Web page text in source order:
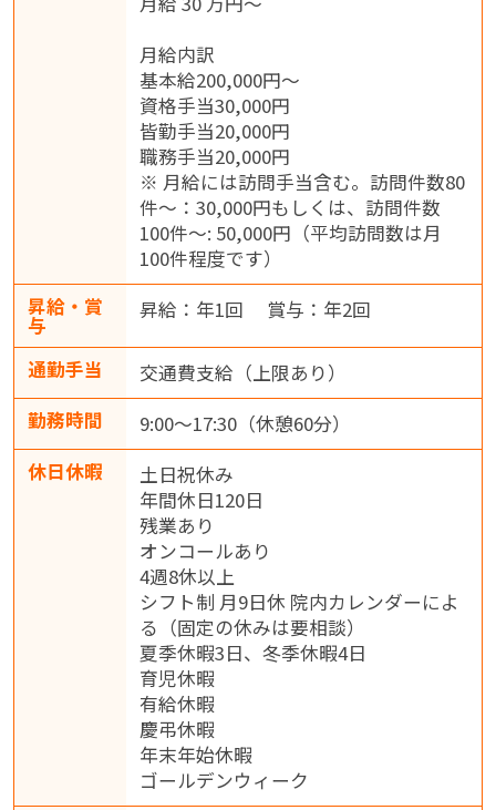
月給内訳
基本給200,000円～
資格手当30,000円
皆勤手当20,000円
職務手当20,000円
※ 月給には訪問手当含む。訪問件数80
件～：30,000円もしくは、訪問件数
100件～: 50,000円（平均訪問数は月
100件程度です）
昇給・賞
与
昇給：年1回 賞与：年2回
通勤手当
交通費支給（上限あり）
勤務時間
9:00～17:30（休憩60分）
休日休暇
土日祝休み
年間休日120日
残業あり
オンコールあり
4週8休以上
シフト制 月9日休 院内カレンダーによ
る（固定の休みは要相談）
夏季休暇3日、冬季休暇4日
育児休暇
有給休暇
慶弔休暇
年末年始休暇
ゴールデンウィーク